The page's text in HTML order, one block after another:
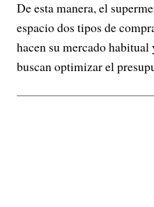
De esta manera, el
espacio dos tipos de
hacen su mercado
buscan optimizar el